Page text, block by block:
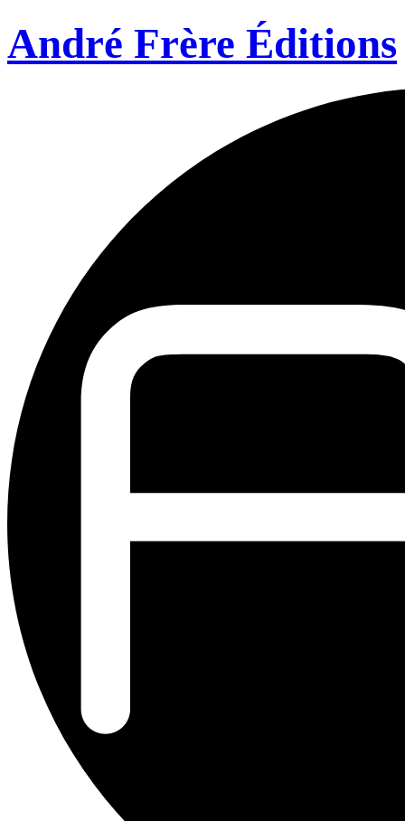
André Frère Éditions